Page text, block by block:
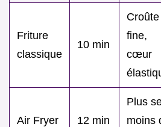
Friture
classique
10 min
Croûte
fine,
cœur
Air Fryer 12 min
Plus
moins